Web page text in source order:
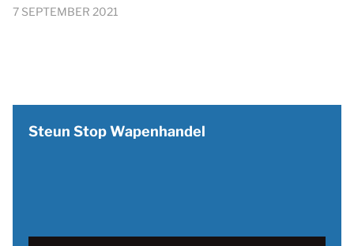
7 SEPTEMBER 2021
Steun Stop Wapenhandel